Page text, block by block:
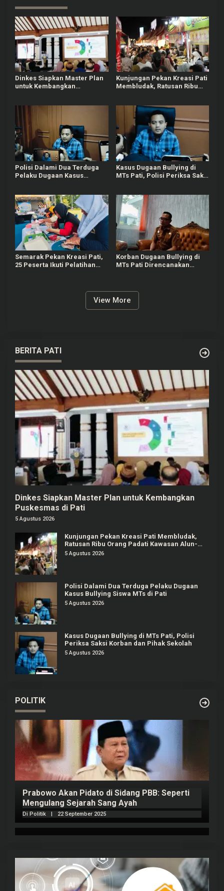
Dinkes Siapkan Master Plan
untuk Kembangkan
Kunjungan Pekan Kreasi Pati
Membludak, Ratusan Ribu
Polisi Dalami Dua Terduga
Pelaku Dugaan Kasus
Kasus Dugaan Bullying di
MTs Pati, Polisi Periksa Saksi
Semarak Pekan Kreasi Pati,
25 Peserta Ikuti Pelatihan
Korban Dugaan Bullying di
MTs Pati Direncanakan
View More
BERITA PATI
Dinkes Siapkan Master Plan untuk Kembangkan
Puskesmas di Pati
5 Agustus 2026
Kunjungan Pekan Kreasi Pati Membludak,
Ratusan Ribu Orang Padati Kawasan Alun-
alun Pati
5 Agustus 2026
Polisi Dalami Dua Terduga Pelaku Dugaan
Kasus Bullying Siswa MTs di Pati
5 Agustus 2026
Kasus Dugaan Bullying di MTs Pati, Polisi
Periksa Saksi Korban dan Pihak Sekolah
5 Agustus 2026
POLITIK
Prabowo Akan Pidato di Sidang PBB: Seperti
Mengulang Sejarah Sang Ayah
Di Politik 22 September 2025